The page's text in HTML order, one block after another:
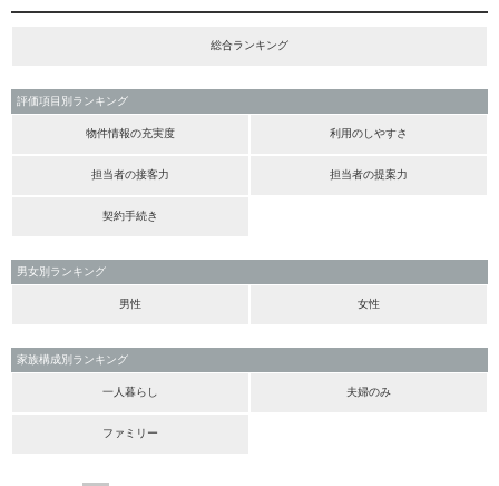
総合ランキング
評価項目別ランキング
物件情報の充実度 利用のしやすさ
担当者の接客力 担当者の提案力
契約手続き
男女別ランキング
男性 女性
家族構成別ランキング
一人暮らし 夫婦のみ
ファミリー